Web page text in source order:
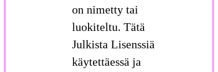
on nimetty tai
luokiteltu. Tätä
Julkista Lisenssiä
käytettäessä ja